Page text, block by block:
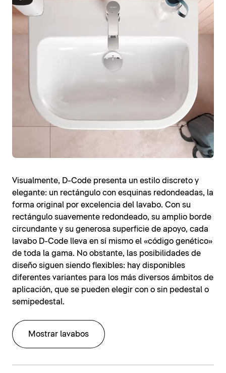
Visualmente, D-Code presenta un estilo discreto y
elegante: un rectángulo con esquinas redondeadas, la
forma original por excelencia del lavabo. Con su
rectángulo suavemente redondeado, su amplio borde
circundante y su generosa superficie de apoyo, cada
lavabo D-Code lleva en sí mismo el «código genético»
de toda la gama. No obstante, las posibilidades de
diseño siguen siendo flexibles: hay disponibles
diferentes variantes para los más diversos ámbitos de
aplicación, que se pueden elegir con o sin pedestal o
semipedestal.
Mostrar lavabos